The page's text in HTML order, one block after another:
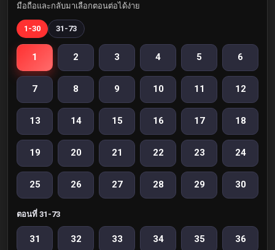
มือถือและกลับมาเลือกตอนต่อได้ง่าย
1-30 31-73
1 2 3 4 5 6
7 8 9 10 11 12
13 14 15 16 17 18
19 20 21 22 23 24
25 26 27 28 29 30
ตอนที่ 31-73
31 32 33 34 35 36